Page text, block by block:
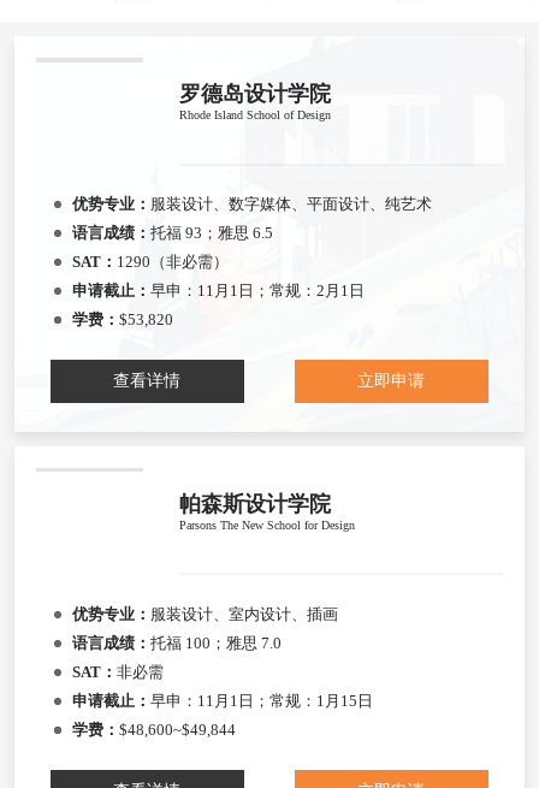
罗德岛设计学院
Rhode Island School of Design
优势专业： 服装设计、数字媒体、平面设计、纯艺术
语言成绩： 托福 93；雅思 6.5
SAT： 1290（非必需）
申请截止： 早申：11月1日；常规：2月1日
学费： $53,820
查看详情 立即申请
帕森斯设计学院
Parsons The New School for Design
优势专业： 服装设计、室内设计、插画
语言成绩： 托福 100；雅思 7.0
SAT： 非必需
申请截止： 早申：11月1日；常规：1月15日
学费： $48,600~$49,844